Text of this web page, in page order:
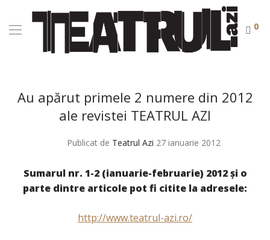
0
Au apărut primele 2 numere din 2012
ale revistei TEATRUL AZI
Publicat de Teatrul Azi 27 ianuarie 2012
Sumarul nr. 1-2 (ianuarie-februarie) 2012 şi o
parte dintre articole pot fi citite la adresele:
http://www.teatrul-azi.ro/